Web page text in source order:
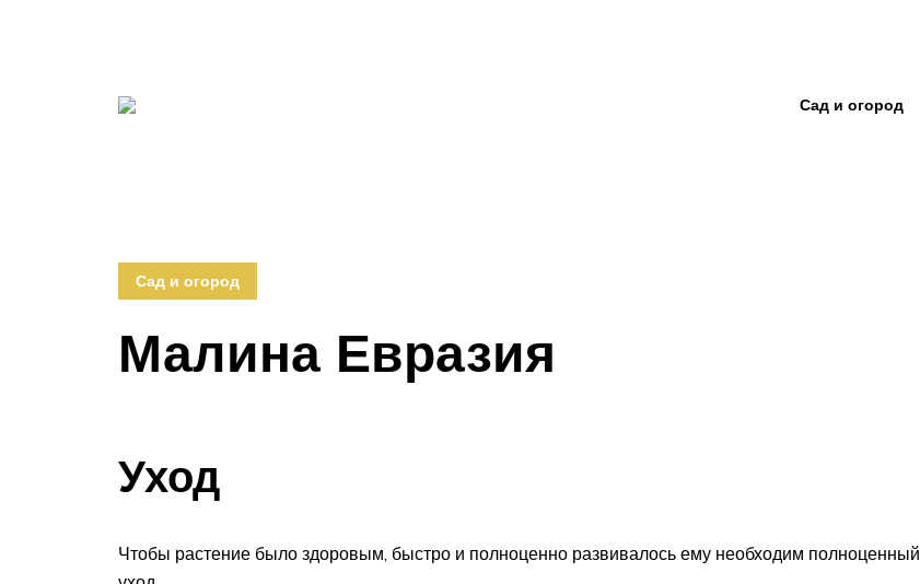
Сад и огород
Сад и огород
Малина Евразия
Уход
Чтобы растение было здоровым, быстро и полноценно развивалось ему необходим полноценный